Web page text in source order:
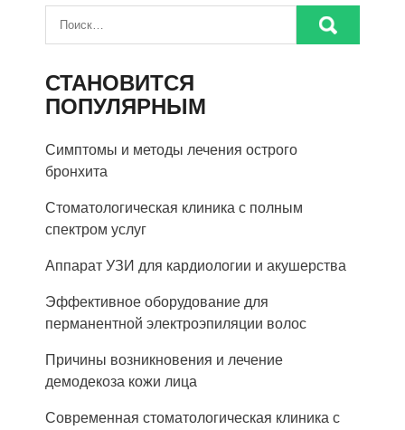
СТАНОВИТСЯ
ПОПУЛЯРНЫМ
Симптомы и методы лечения острого
бронхита
Стоматологическая клиника с полным
спектром услуг
Аппарат УЗИ для кардиологии и акушерства
Эффективное оборудование для
перманентной электроэпиляции волос
Причины возникновения и лечение
демодекоза кожи лица
Современная стоматологическая клиника с